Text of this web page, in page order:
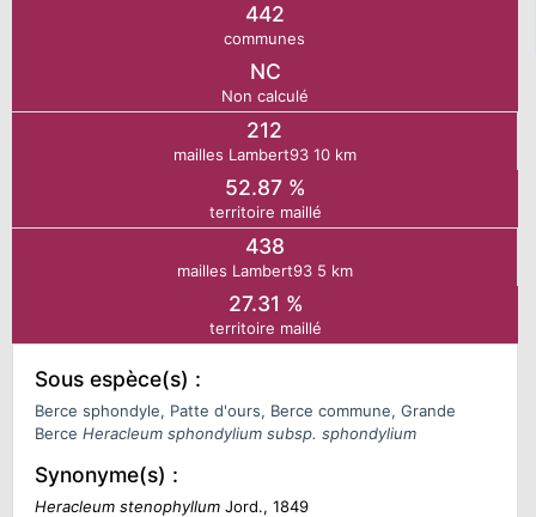
442
communes
NC
Non calculé
212
mailles Lambert93 10 km
52.87 %
territoire maillé
438
mailles Lambert93 5 km
27.31 %
territoire maillé
Sous espèce(s) :
Berce sphondyle, Patte d'ours, Berce commune, Grande
Berce Heracleum sphondylium subsp. sphondylium
Synonyme(s) :
Heracleum stenophyllumJord., 1849